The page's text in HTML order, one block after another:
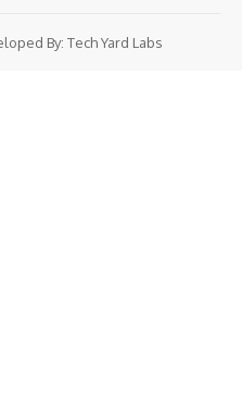
By: Tech Yard Labs